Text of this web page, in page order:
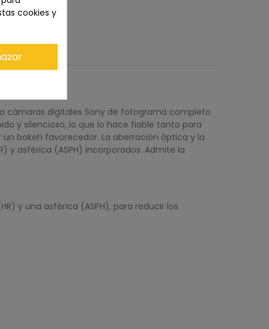
cámaras digitales Sony de fotograma completo
y silencioso, lo que lo hace fiable tanto para
bokeh favorecedor. La aberración óptica y la
y asférica (ASPH) incorporados. Admite la
y una asférica (ASPH), para reducir los
cookies y